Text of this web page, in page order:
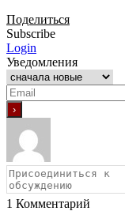
Поделиться
Subscribe
Login
Уведомления
1 Комментарий